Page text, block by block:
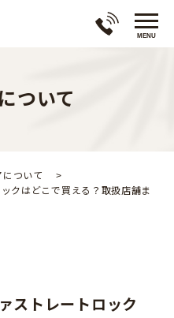
ついて
について
クはどこで買える？取扱店舗ま
ストレートロック